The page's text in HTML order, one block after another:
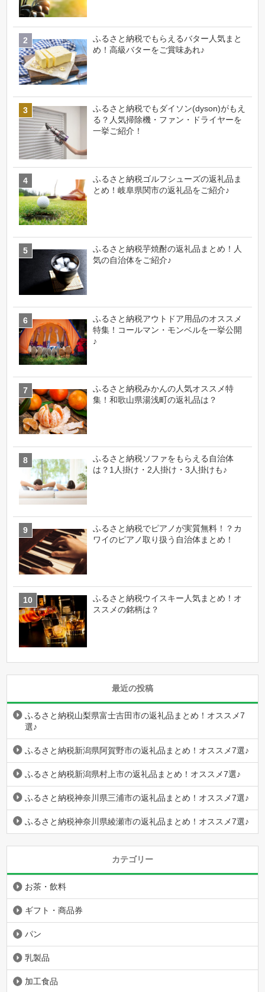
ふるさと納税でもらえるバター人気まと
め！高級バターをご賞味あれ♪
ふるさと納税でもダイソン(dyson)がもえ
る？人気掃除機・ファン・ドライヤーを
一挙ご紹介！
ふるさと納税ゴルフシューズの返礼品ま
とめ！岐阜県関市の返礼品をご紹介♪
ふるさと納税芋焼酎の返礼品まとめ！人
気の自治体をご紹介♪
ふるさと納税アウトドア用品のオススメ
特集！コールマン・モンベルを一挙公開
♪
ふるさと納税みかんの人気オススメ特
集！和歌山県湯浅町の返礼品は？
ふるさと納税ソファをもらえる自治体
は？1人掛け・2人掛け・3人掛けも♪
ふるさと納税でピアノが実質無料！？カ
ワイのピアノ取り扱う自治体まとめ！
ふるさと納税ウイスキー人気まとめ！オ
ススメの銘柄は？
最近の投稿
ふるさと納税山梨県富士吉田市の返礼品まとめ！オススメ7
選♪
ふるさと納税新潟県阿賀野市の返礼品まとめ！オススメ7選♪
ふるさと納税新潟県村上市の返礼品まとめ！オススメ7選♪
ふるさと納税神奈川県三浦市の返礼品まとめ！オススメ7選♪
ふるさと納税神奈川県綾瀬市の返礼品まとめ！オススメ7選♪
カテゴリー
お茶・飲料
ギフト・商品券
パン
乳製品
加工食品